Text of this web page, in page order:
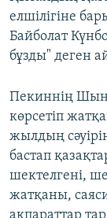
елшілігіне
Байболат
бұзды" деген
Пекиннің
көрсетіп
жылдың
бастап
шектелгені,
жатқаны,